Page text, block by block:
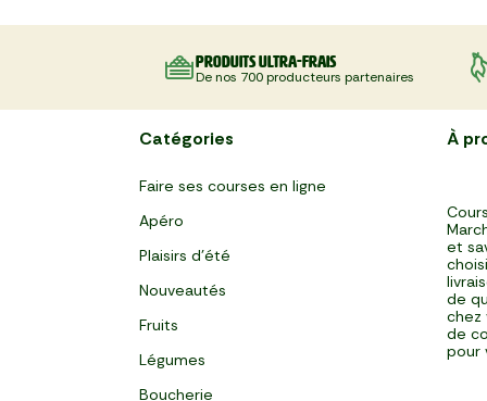
Produits ultra-frais
De nos 700 producteurs partenaires
Catégories
Faire ses courses en ligne
Apéro
Plaisirs d'été
Nouveautés
Fruits
Légumes
Boucherie
À
et
de
chez
de
pour